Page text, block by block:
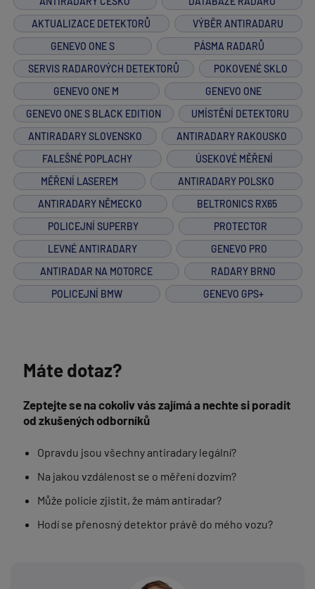
AKTUALIZACE DETEKTORŮ
VÝBĚR ANTIRADARU
GENEVO ONE S
PÁSMA RADARŮ
SERVIS RADAROVÝCH DETEKTORŮ
POKOVENÉ SKLO
GENEVO ONE M
GENEVO ONE
GENEVO ONE S BLACK EDITION
UMÍSTĚNÍ DETEKTORU
ANTIRADARY SLOVENSKO
ANTIRADARY RAKOUSKO
FALEŠNÉ POPLACHY
ÚSEKOVÉ MĚŘENÍ
MĚŘENÍ LASEREM
ANTIRADARY POLSKO
ANTIRADARY NĚMECKO
BELTRONICS RX65
POLICEJNÍ SUPERBY
PROTECTOR
LEVNÉ ANTIRADARY
GENEVO PRO
ANTIRADAR NA MOTORCE
RADARY BRNO
POLICEJNÍ BMW
GENEVO GPS+
Máte dotaz?
Zeptejte se na cokoliv vás zajímá a nechte si poradit
od zkušených odborníků
Opravdu jsou všechny antiradary legální?
Na jakou vzdálenost se o měření dozvím?
Může policie zjistit, že mám antiradar?
Hodí se přenosný detektor právě do mého vozu?